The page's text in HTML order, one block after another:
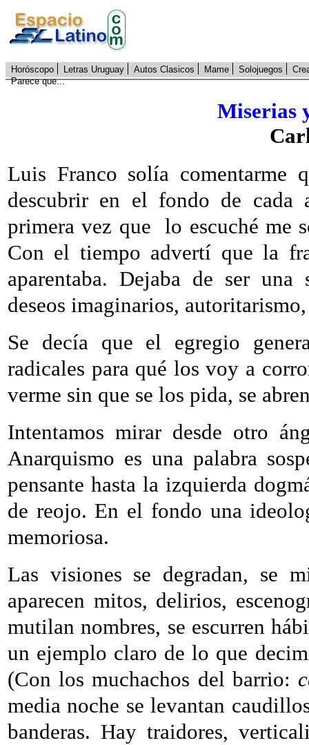
Horóscopo Letras Uruguay Autos Clasicos Mame Solojuegos
Parece que...
Miserias
Luis Franco solía comentarme
descubrir en el fondo de cada
primera vez que
lo escuché me
Con el tiempo advertí que la
aparentaba. Dejaba de ser
deseos imaginarios,
Se decía que el egregio
radicales para qué los voy a
verme sin que se los pida, se
Intentamos mirar desde otro
Anarquismo es una palabra
pensante hasta la izquierda
de reojo. En el fondo una
memoriosa.
Las visiones se degradan, se
aparecen mitos, delirios,
mutilan nombres, se escurren
un ejemplo claro de lo que
(Con los muchachos del barrio:
media noche se levantan
banderas. Hay traidores,